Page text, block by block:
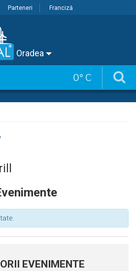
Parteneri Franciză
Oradea
0° C
EVENIMENTE